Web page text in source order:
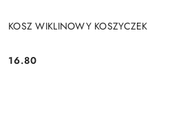
KOSZ WIKLINOWY KOSZYCZEK
Cena:
16.80